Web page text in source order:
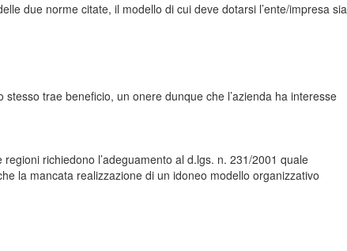
due norme citate, il modello di cui deve dotarsi l’ente/impresa sia
trae beneficio, un onere dunque che l’azienda ha interesse
richiedono l’adeguamento al d.lgs. n. 231/2001 quale
la mancata realizzazione di un idoneo modello organizzativo